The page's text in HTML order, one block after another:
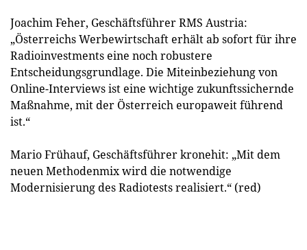
Joachim Feher, Geschäftsführer RMS Austria:
„Österreichs Werbewirtschaft erhält ab sofort für ihre
Radioinvestments eine noch robustere
Entscheidungsgrundlage. Die Miteinbeziehung von
Online-Interviews ist eine wichtige zukunftssichernde
Maßnahme, mit der Österreich europaweit führend
ist.“
Mario Frühauf, Geschäftsführer kronehit: „Mit dem
neuen Methodenmix wird die notwendige
Modernisierung des Radiotests realisiert.“ (red)